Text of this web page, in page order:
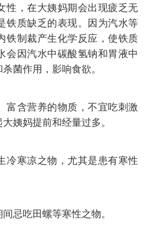
性，在大姨妈期会出现疲乏无
铁质缺乏的表现。因为汽水等
铁制裁产生化学反应，使铁质
会因汽水中碳酸氢钠和胃液中
菌作用，影响食欲。
富含营养的物质，不宜吃刺激
姨妈提前和经量过多。
冷寒凉之物，尤其是患有寒性
忌吃田螺等寒性之物。